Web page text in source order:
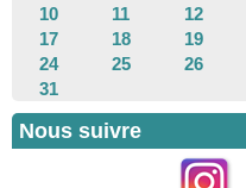
10
11 12
17
18 19
24
25 26
31
Nous suivre